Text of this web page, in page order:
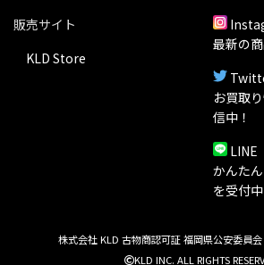
販売サイト
KLD Store
最新の
お買取
信中！
LINE
かんた
を受付中
株式会社 KLD 古物商認可証 福岡県公安委員
KLD INC. ALL RIGHTS